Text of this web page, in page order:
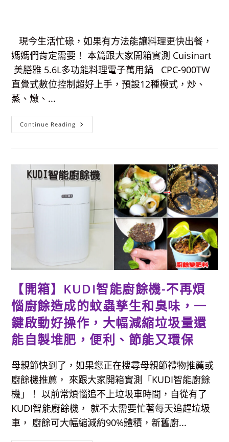
現今生活忙碌，如果有方法能讓料理更快出餐，
媽媽們肯定需要！ 本篇跟大家開箱實測 Cuisinart
美膳雅 5.6L多功能料理電子萬用鍋 CPC-900TW
直覺式數位控制超好上手，預設12種模式，炒、
蒸、燉、...
Continue Reading 【開
箱
膳
雅
多
功
料
模
式
內
鍋
配
置，
炒、
蒸、
燉、
煮
樣
行，
一
鍋
到
底
輕
鬆
變
出
美
料
【開箱】KUDI智能廚餘機-不再煩
惱廚餘造成的蚊蟲孳生和臭味，一
鍵啟動好操作，大幅減縮垃圾量還
能自製堆肥，便利、節能又環保
母親節快到了，如果您正在搜尋母親節禮物推薦或
廚餘機推薦， 來跟大家開箱實測「KUDI智能廚餘
機」！ 以前常煩惱追不上垃圾車時間，自從有了
KUDI智能廚餘機， 就不太需要忙著每天追趕垃圾
車， 廚餘可大幅縮減約90%體積，新舊廚...